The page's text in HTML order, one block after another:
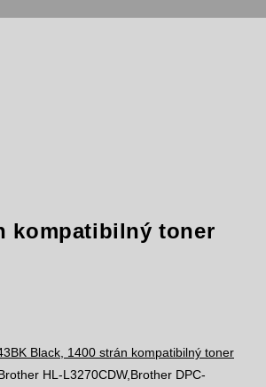
kompatibilný toner
HL-L3270CDW,Brother DPC-